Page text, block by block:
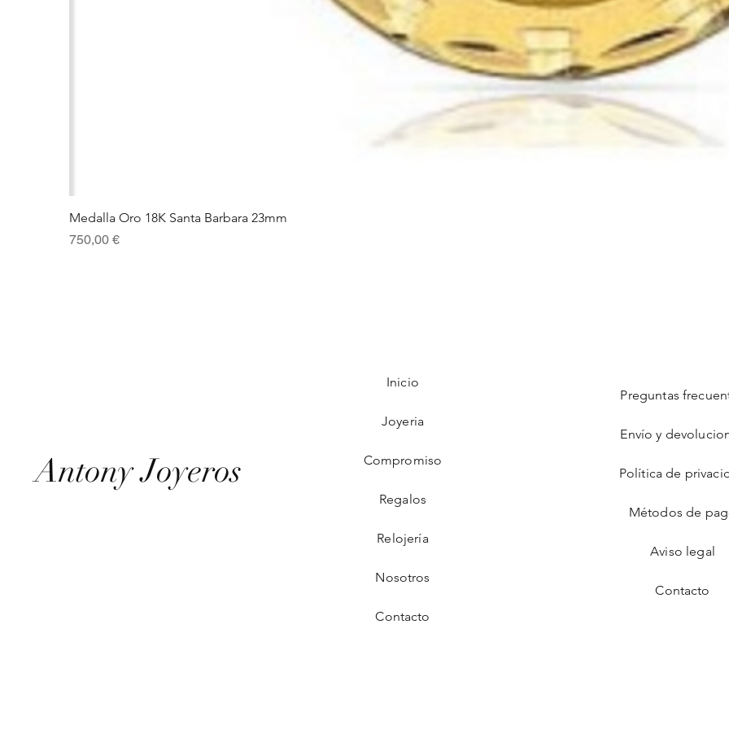
Medalla Oro 18K Santa Barbara 23mm
Precio
750,00 €
Antony Joyeros
Inicio
Joyeria
Compromiso
Regalos
Relojería
Nosotros
Contacto
Preguntas
Envío y
Política de
Métodos de
Aviso legal
Contacto